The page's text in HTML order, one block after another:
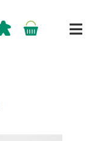
Panier
0,00